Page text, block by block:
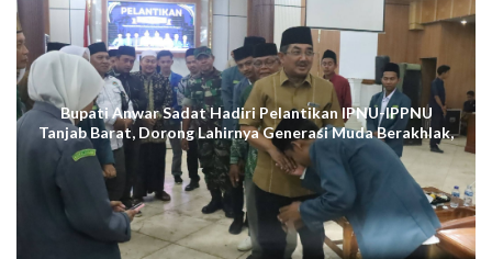
Bupati Anwar Sadat Hadiri Pelantikan IPNU-IPPNU
Tanjab Barat, Dorong Lahirnya Generasi Muda Berakhlak,
Cerdas Digital, dan Berdaya Saing